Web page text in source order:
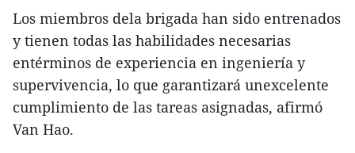
Los miembros dela brigada han sido entrenados
y tienen todas las habilidades necesarias
entérminos de experiencia en ingeniería y
supervivencia, lo que garantizará unexcelente
cumplimiento de las tareas asignadas, afirmó
Van Hao.